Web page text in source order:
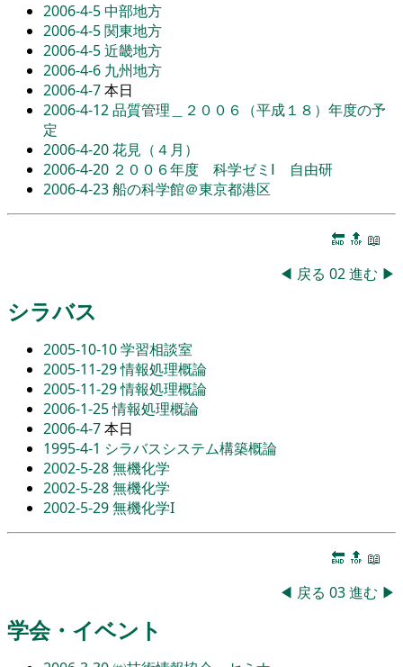
2006-4-5中部地方
2006-4-5関東地方
2006-4-5近畿地方
2006-4-6 九州地方
2006-4-7本日
2006-4-12品質管理＿２００６（平成１８）年度の予
定
2006-4-20花見（４月）
2006-4-20 ２００６年度 科学ゼミⅠ 自由研
2006-4-23船の科学館＠東京都港区
🔚 🔝 📖
◀ 戻る 02進む ▶
シラバス
2005-10-10学習相談室
2005-11-29情報処理概論
2005-11-29情報処理概論
2006-1-25情報処理概論
2006-4-7本日
1995-4-1 シラバスシステム構築概論
2002-5-28無機化学
2002-5-28無機化学
2002-5-29無機化学I
🔚 🔝 📖
◀ 戻る 03進む ▶
学会・イベント